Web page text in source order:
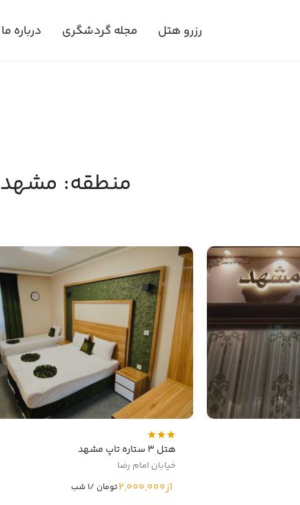
رزرو هتل مجله گردشگری درباره ما
منطقه: مشهد
هتل 3 ستاره تاپ مشهد
خیابان امام رضا
از2,000,000تومان /1 شب